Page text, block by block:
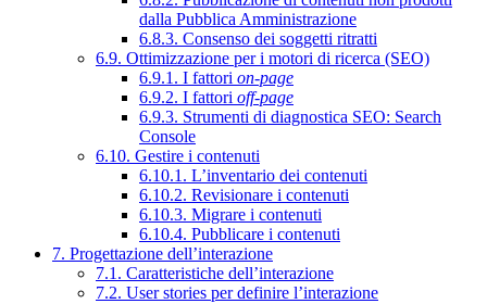
dalla Pubblica Amministrazione
6.8.3. Consenso dei soggetti ritratti
6.9. Ottimizzazione per i motori di ricerca (SEO)
6.9.1. I fattori on-page
6.9.2. I fattori off-page
6.9.3. Strumenti di diagnostica SEO: Search
Console
6.10. Gestire i contenuti
6.10.1. L’inventario dei contenuti
6.10.2. Revisionare i contenuti
6.10.3. Migrare i contenuti
6.10.4. Pubblicare i contenuti
7. Progettazione dell’interazione
7.1. Caratteristiche dell’interazione
7.2. User stories per definire l’interazione